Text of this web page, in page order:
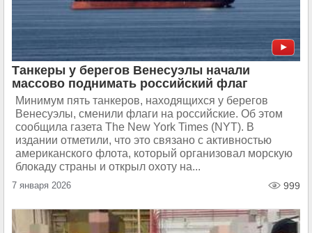
Танкеры у берегов Венесуэлы начали
массово поднимать российский флаг
Минимум пять танкеров, находящихся у берегов
Венесуэлы, сменили флаги на российские. Об этом
сообщила газета The New York Times (NYT). В
издании отметили, что это связано с активностью
американского флота, который организовал морскую
блокаду страны и открыл охоту на...
7 января 2026 999